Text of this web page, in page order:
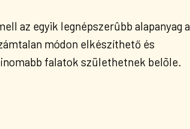
az egyik legnépszerûbb alapanyag a
módon elkészíthető és
falatok születhetnek belõle.